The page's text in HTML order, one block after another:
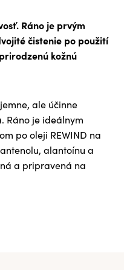
Ráno je prvým
čistenie po použití
kožnú
ale účinne
Ráno je ideálnym
po oleji REWIND na
alantoínu a
a pripravená na